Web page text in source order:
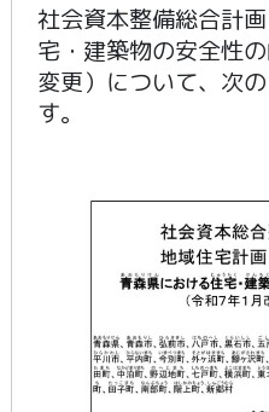
社会資本整備総合計
宅・建築物の安全性
変更）について、次
す。